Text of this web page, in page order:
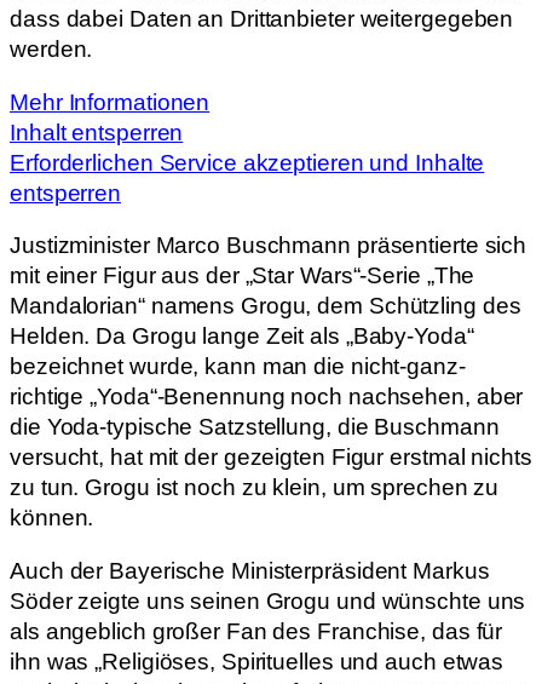
dass dabei Daten an Drittanbieter weitergegeben
werden.
Mehr Informationen
Inhalt entsperren
Erforderlichen Service akzeptieren und Inhalte
entsperren
Justizminister Marco Buschmann präsentierte sich
mit einer Figur aus der „Star Wars“-Serie „The
Mandalorian“ namens Grogu, dem Schützling des
Helden. Da Grogu lange Zeit als „Baby-Yoda“
bezeichnet wurde, kann man die nicht-ganz-
richtige „Yoda“-Benennung noch nachsehen, aber
die Yoda-typische Satzstellung, die Buschmann
versucht, hat mit der gezeigten Figur erstmal nichts
zu tun. Grogu ist noch zu klein, um sprechen zu
können.
Auch der Bayerische Ministerpräsident Markus
Söder zeigte uns seinen Grogu und wünschte uns
als angeblich großer Fan des Franchise, das für
ihn was „Religiöses, Spirituelles und auch etwas